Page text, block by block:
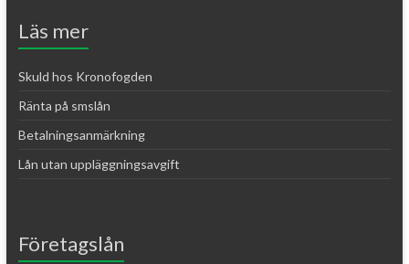
Läs mer
Skuld hos Kronofogden
Ränta på smslån
Betalningsanmärkning
Lån utan uppläggningsavgift
Företagslån